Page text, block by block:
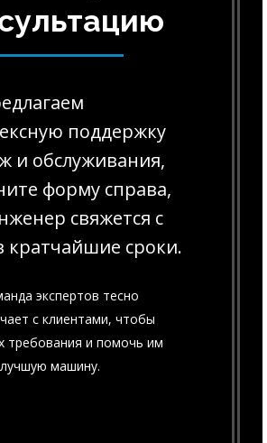
поддержку
и обслуживания,
форму справа,
свяжется с
кратчайшие сроки.
экспертов тесно
с клиентами, чтобы
требования и помочь им
машину.